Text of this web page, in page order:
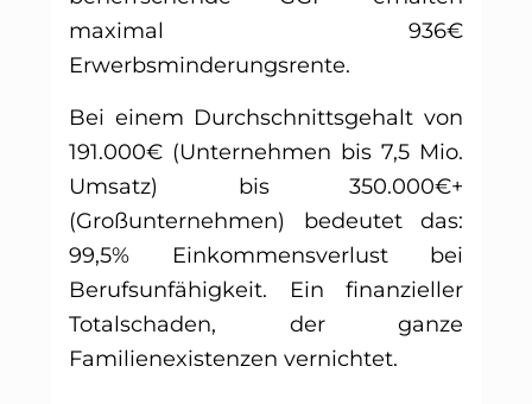
maximal 936€
Erwerbsminderungsrente.
Bei einem Durchschnittsgehalt von
191.000€ (Unternehmen bis 7,5 Mio.
Umsatz) bis 350.000€+
(Großunternehmen) bedeutet das:
99,5% Einkommensverlust bei
Berufsunfähigkeit. Ein finanzieller
Totalschaden, der ganze
Familienexistenzen vernichtet.